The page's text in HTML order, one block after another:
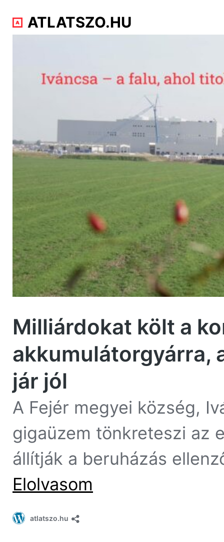
ATLATSZO.HU
Milliárdokat költ a
akkumulátorgyárra,
jár jól
A Fejér megyei község,
gigaüzem tönkreteszi az
állítják a beruházás
Elolvasom
atlatszo.hu